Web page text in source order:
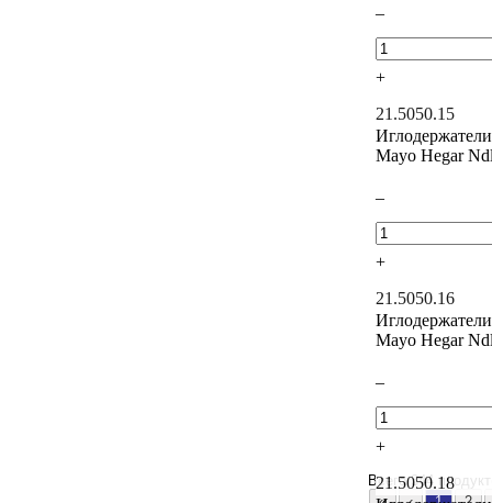
–
+
21.5050.15
Mayo Hegar
–
+
21.5050.16
Mayo Hegar
–
+
21.5050.18
Всего344